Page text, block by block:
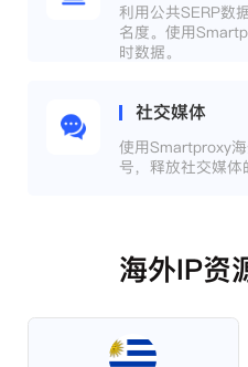
利用公共SERP数
名度。使用
时数据。
社交媒体
使用Smartproxy
号，释放社交媒体
海外IP资